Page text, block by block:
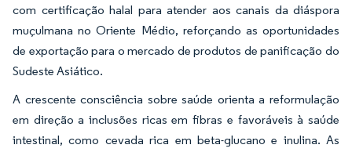
com certificação halal para atender aos canais da diáspora
muçulmana no Oriente Médio, reforçando as oportunidades
de exportação para o mercado de produtos de panificação do
Sudeste Asiático.
A crescente consciência sobre saúde orienta a reformulação
em direção a inclusões ricas em fibras e favoráveis à saúde
intestinal, como cevada rica em beta-glucano e inulina. As